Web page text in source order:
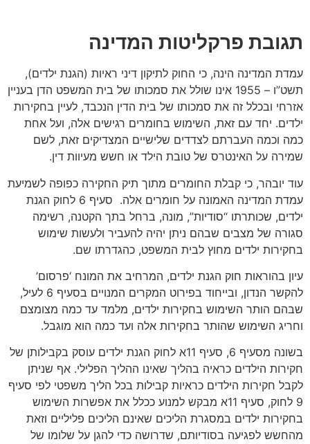
תגובת פרקליטות המדינה
עמדת המדינה הינה, כי החוק לתיקון דיני ראיות (הגנת ילדים),
תשט”ו – 1955 אינו שולל את סמכותו של בית המשפט הדן בעניין
אזרחי ובכלל זה את סמכותו של בית הדין הנכבד, לעיין בחקירות
ילדים. יחד עם זאת, השימוש בחומרים רגישים אלה, ועל אחת
כמה וכמה העברתם לצדדים שלישיים המצדיקים זאת, לשם
שמירה על האינטרס של טובת הילד או חשש מעיוות דין.
עוד יובהר, כי קבלת החומרים מתוך תיק החקירה כפופה לשמיעת
עמדת המדינה האמונה על חומרים אלה. סעיף 6 לחוק הגנת
ילדים, שכותרתו “סודיות”, מונה, ברחל בתך הקטנה, רשימה
סגורה של מצבים שבהם ניתן יהיה להעביר ולעשות שימוש
בחקירות ילדים מחוץ לבית המשפט, כהגדרתו שם.
עיון בהוראות חוק הגנת ילדים, המרחיב את המונח ‘פרסום’
להקשר הנדון, ובייחוד בפירוט המקרים המנויים בסעיף 6 לעיל,
שבהם הותר השימוש בחקירות ילדים, מלמד עד כמה מצומצם
וחריג השימוש שהותר בחקירות אלה ועד כמה הוא מוגבל.
בשונה מסעיף 6, סעיף 11א לחוק הגנת ילדים עוסק בקבילותן של
חקירות הילדים כראיה בהליך שאינו ההליך הפלילי. אף שניתן
לקבל חקירות הילדים כראיות קבילות בכל הליך משפטי לפי סעיף
9 לחוק, סעיף 11א מבקש למנוע ככלל את אפשרות השימוש
בחקירות ילדים במסגרת הליכים שאינם הליכים פליליים וזאת
מהחשש לפגיעה בסודיותם, שדרושה כדי להגן על שלומו של